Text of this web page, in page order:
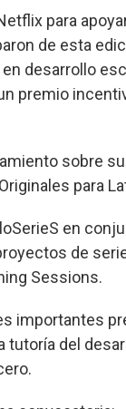
para
de esta
desarrollo
premio
sobre
para
en
de
Sessions.
importantes
tutoría del